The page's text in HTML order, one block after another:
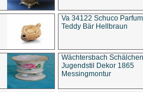
Va 34122 Schuco
Teddy Bär Hellbraun
Wächtersbach Schälchen
Jugendstil Dekor 1865
Messingmontur